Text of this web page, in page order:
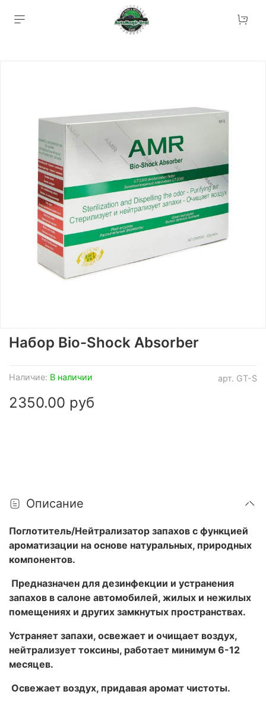
арт. GT-S
Наличие: В наличии
Набор Bio-Shock Absorber
2350.00 руб
Описание
Поглотитель/Нейтрализатор запахов с функцией
ароматизации на основе натуральных, природных
компонентов.
Предназначен для дезинфекции и устранения
запахов в салоне автомобилей, жилых и нежилых
помещениях и других замкнутых пространствах.
Устраняет запахи, освежает и очищает воздух,
нейтрализует токсины, работает минимум 6-12
месяцев.
Освежает воздух, придавая аромат чистоты.